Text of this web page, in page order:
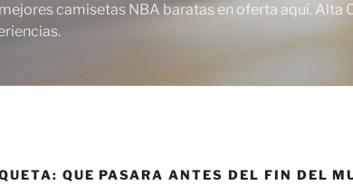
camisetas NBA baratas en oferta aquí.
QUE PASARA ANTES DEL FIN DEL